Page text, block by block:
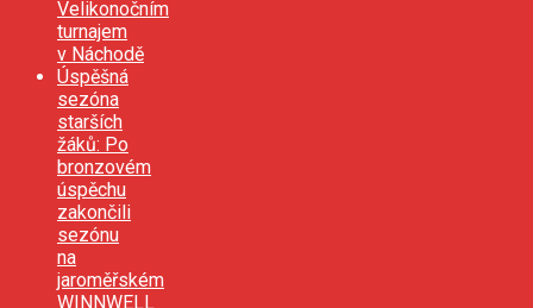
Velikonočním
turnajem
v Náchodě
Úspěšná
sezóna
starších
žáků: Po
bronzovém
úspěchu
zakončili
sezónu
na
jaroměřském
WINNWELL